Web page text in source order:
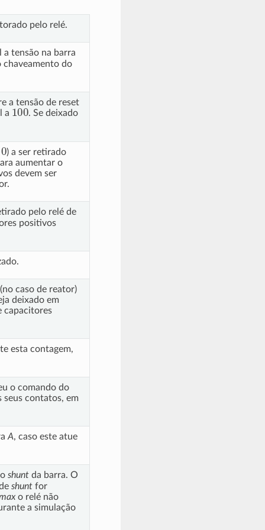
pelo relé.
a tensão na barra
do
a tensão de reset
a 100. Se deixado
) a ser retirado
aumentar o
devem ser
pelo relé de
positivos
caso de reator)
deixado em
capacitores
esta contagem,
o comando do
contatos, em
A, caso este atue
shuntda barra. O
shuntfor
o relé não
a simulação